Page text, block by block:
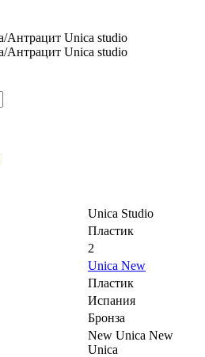
Unica Studio
Пластик
2
Unica New
Пластик
Испания
Бронза
New Unica New
Unica